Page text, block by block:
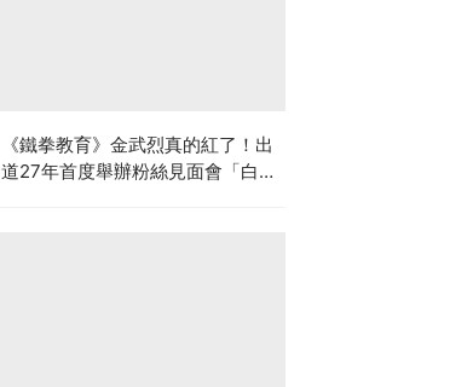
《鐵拳教育》金武烈真的紅了！出
道27年首度舉辦粉絲見面會「白西